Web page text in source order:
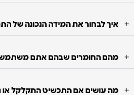
איך לבחור את המידה הנכונה של
מהם החומרים שבהם אתם
מה עושים אם התכשיט התקלקל או